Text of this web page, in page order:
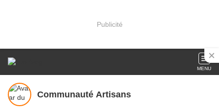
Publicité
MENU
Communauté Artisans